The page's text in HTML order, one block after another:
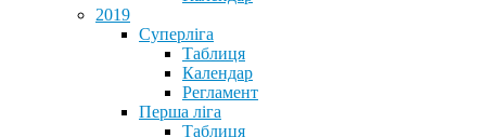
2019
Суперліга
Таблиця
Календар
Регламент
Перша ліга
Таблиця